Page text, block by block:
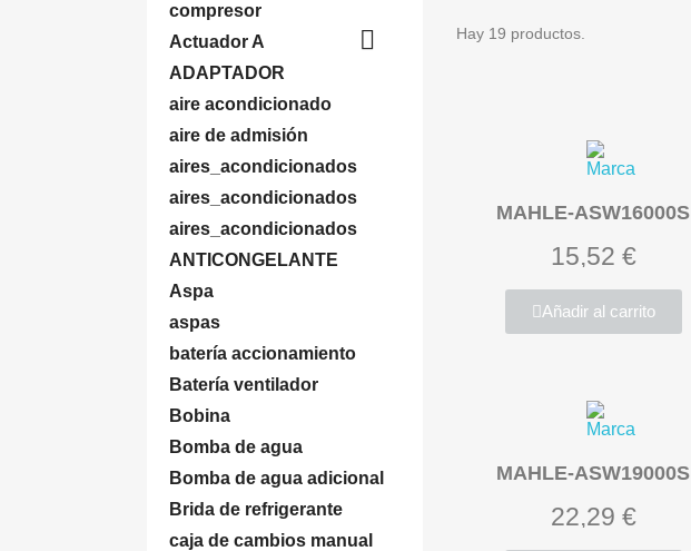
compresor
Actuador A

ADAPTADOR
aire acondicionado
aire de admisión
aires_acondicionados
aires_acondicionados
aires_acondicionados
ANTICONGELANTE
Aspa
aspas
batería accionamiento
Batería ventilador
Bobina
Bomba de agua
Bomba de agua adicional
Brida de refrigerante
caja de cambios manual
Hay 19 productos.
MAHLE-ASW16000S
15,52 €
Añadir al carrito
MAHLE-ASW19000S
22,29 €